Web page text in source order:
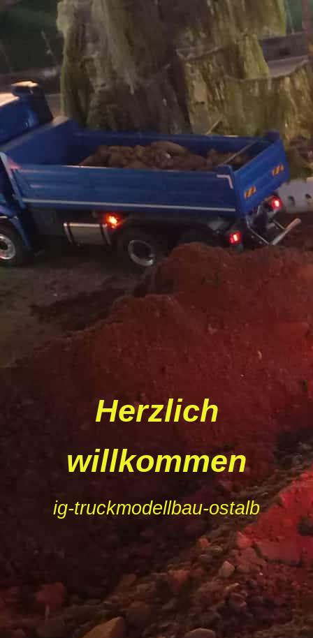
Herzlich
willkommen
ig-truckmodellbau-ostalb